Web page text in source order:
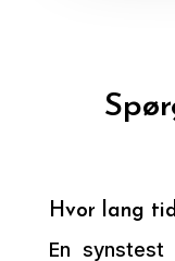
Hvor lang
En